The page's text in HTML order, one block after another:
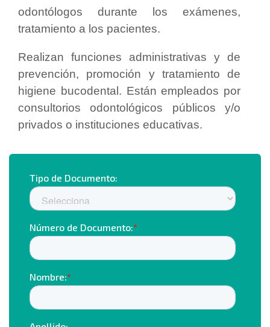
odontólogos durante los exámenes,
tratamiento a los pacientes.
Realizan funciones administrativas y de
prevención, promoción y tratamiento de
higiene bucodental. Están empleados por
consultorios odontológicos públicos y/o
privados o instituciones educativas.